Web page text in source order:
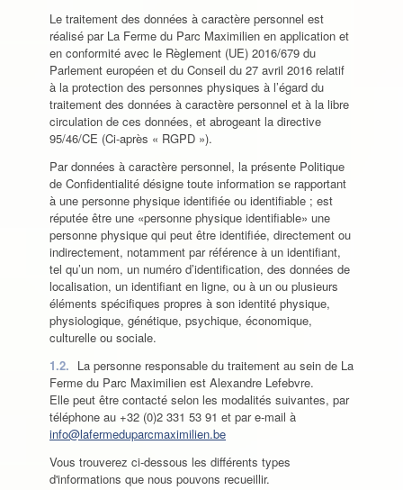
Le traitement des données à caractère personnel est
réalisé par La Ferme du Parc Maximilien en application et
en conformité avec le Règlement (UE) 2016/679 du
Parlement européen et du Conseil du 27 avril 2016 relatif
à la protection des personnes physiques à l’égard du
traitement des données à caractère personnel et à la libre
circulation de ces données, et abrogeant la directive
95/46/CE (Ci-après « RGPD »).
Par données à caractère personnel, la présente Politique
de Confidentialité désigne toute information se rapportant
à une personne physique identifiée ou identifiable ; est
réputée être une «personne physique identifiable» une
personne physique qui peut être identifiée, directement ou
indirectement, notamment par référence à un identifiant,
tel qu’un nom, un numéro d’identification, des données de
localisation, un identifiant en ligne, ou à un ou plusieurs
éléments spécifiques propres à son identité physique,
physiologique, génétique, psychique, économique,
culturelle ou sociale.
1.2. La personne responsable du traitement au sein de La
Ferme du Parc Maximilien est Alexandre Lefebvre.
Elle peut être contacté selon les modalités suivantes, par
téléphone au +32 (0)2 331 53 91 et par e-mail à
info@lafermeduparcmaximilien.be
Vous trouverez ci-dessous les différents types
d'informations que nous pouvons recueillir.